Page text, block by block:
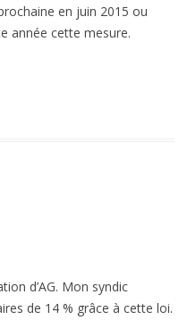
en juin 2015 ou
année cette mesure.
d’AG. Mon syndic
de 14 % grâce à cette loi.